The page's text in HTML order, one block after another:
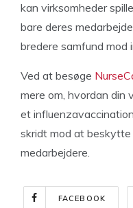
kan virksomheder
bare deres
bredere samfund mod
Ved at besøge
mere om, hvordan din
et
skridt mod at
medarbejdere.
FACEBOOK